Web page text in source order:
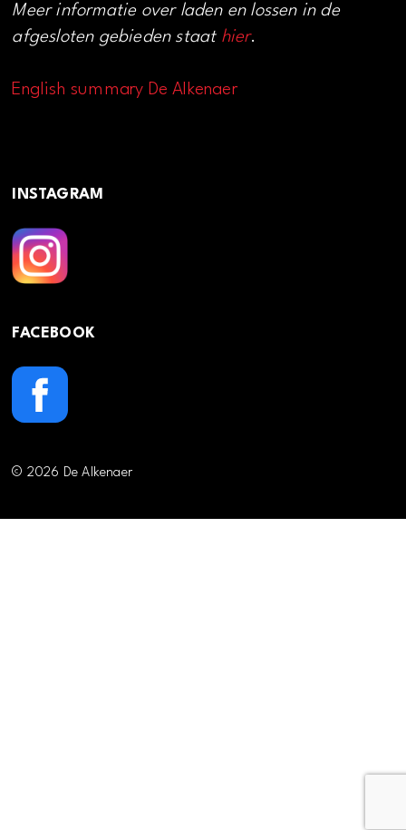
Meer informatie over laden en lossen in de
afgesloten gebieden staat hier.
English summary De Alkenaer
INSTAGRAM
FACEBOOK
© 2026 De Alkenaer